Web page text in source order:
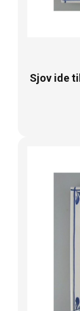
Sjov ide